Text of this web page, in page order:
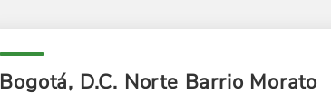
Bogotá, D.C. Norte Barrio Morato